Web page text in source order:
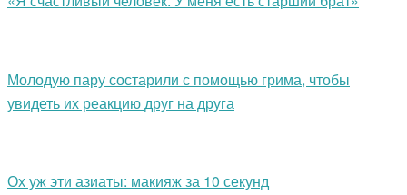
Молодую пару состарили с помощью грима, чтобы
увидеть их реакцию друг на друга
Ох уж эти азиаты: макияж за 10 секунд